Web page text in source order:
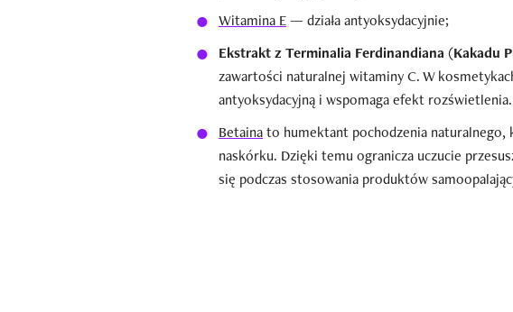
Witamina E — działa antyoksydacyjnie;
Ekstrakt z Terminalia Ferdinandiana (Kakadu
zawartości naturalnej witaminy C. W
antyoksydacyjną i wspomaga efekt rozświetlenia.
Betainato humektant pochodzenia naturalnego,
naskórku. Dzięki temu ogranicza uczucie
się podczas stosowania produktów